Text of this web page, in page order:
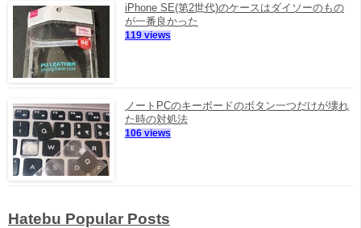
iPhone SE(第2世代)のケースはダイソーのもの
が一番良かった
119 views
ノートPCのキーボードのボタン一つだけが壊れ
た時の対処法
106 views
Hatebu Popular Posts